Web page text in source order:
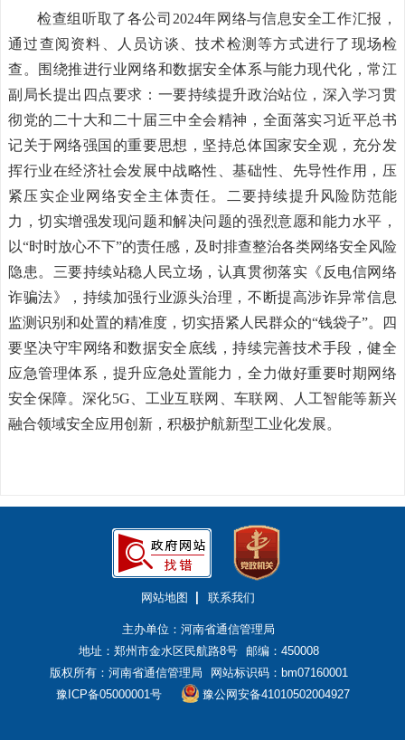
检查组听取了各公司2024年网络与信息安全工作汇报，
通过查阅资料、人员访谈、技术检测等方式进行了现场检
查。围绕推进行业网络和数据安全体系与能力现代化，常江
副局长提出四点要求：一要持续提升政治站位，深入学习贯
彻党的二十大和二十届三中全会精神，全面落实习近平总书
记关于网络强国的重要思想，坚持总体国家安全观，充分发
挥行业在经济社会发展中战略性、基础性、先导性作用，压
紧压实企业网络安全主体责任。二要持续提升风险防范能
力，切实增强发现问题和解决问题的强烈意愿和能力水平，
以“时时放心不下”的责任感，及时排查整治各类网络安全风险
隐患。三要持续站稳人民立场，认真贯彻落实《反电信网络
诈骗法》，持续加强行业源头治理，不断提高涉诈异常信息
监测识别和处置的精准度，切实捂紧人民群众的“钱袋子”。四
要坚决守牢网络和数据安全底线，持续完善技术手段，健全
应急管理体系，提升应急处置能力，全力做好重要时期网络
安全保障。深化5G、工业互联网、车联网、人工智能等新兴
融合领域安全应用创新，积极护航新型工业化发展。
网站地图 联系我们
主办单位：河南省通信管理局
地址：郑州市金水区民航路8号
邮编：450008
版权所有：河南省通信管理局
网站标识码：bm07160001
豫ICP备05000001号
豫公网安备41010502004927